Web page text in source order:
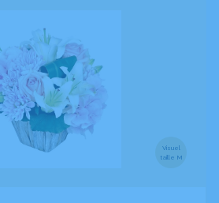
Visuel
taille M